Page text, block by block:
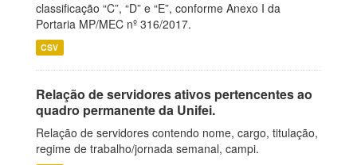
classificação “C”, “D” e “E”, conforme Anexo I da
Portaria MP/MEC nº 316/2017.
CSV
Relação de servidores ativos pertencentes ao
quadro permanente da Unifei.
Relação de servidores contendo nome, cargo, titulação,
regime de trabalho/jornada semanal, campi.